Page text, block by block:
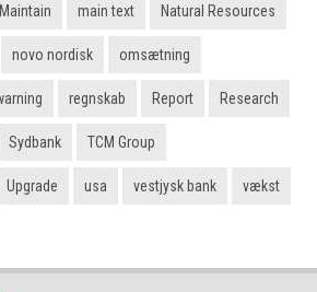
Maintain main text Natural Resources
novo nordisk omsætning
regnskab Report Research
Sydbank TCM Group
Upgrade usa vestjysk bank vækst